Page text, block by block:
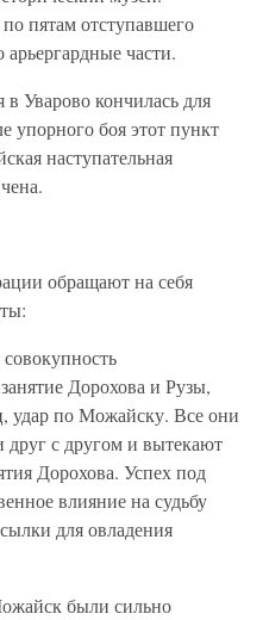
пятам отступавшего
части.
Уварово кончилась для
упорного боя этот пункт
наступательная
обращают на себя
Дорохова и Рузы,
удар по Можайску. Все они
друг с другом и вытекают
Дорохова. Успех под
влияние на судьбу
для овладения
были сильно